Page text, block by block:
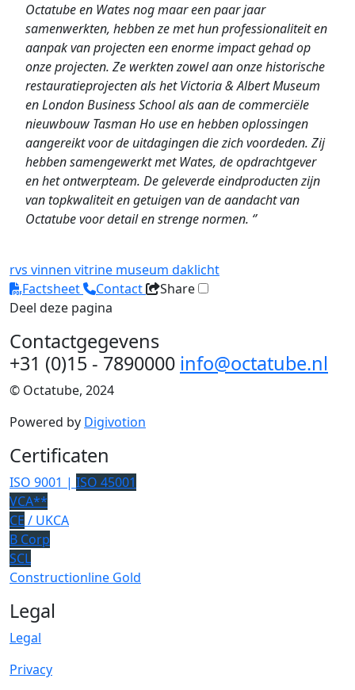
Octatube en Wates nog maar een paar jaar
samenwerkten, hebben ze met hun professionaliteit en
aanpak van projecten een enorme impact gehad op
onze projecten. Ze werkten zowel aan onze historische
restauratieprojecten als het Victoria & Albert Museum
en London Business School als aan de commerciële
nieuwbouw Tasman Ho use en hebben oplossingen
aangereikt voor de uitdagingen die zich voordeden. Zij
hebben samengewerkt met Wates, de opdrachtgever
en het ontwerpteam. De geleverde eindproducten zijn
van topkwaliteit en getuigen van de aandacht van
Octatube voor detail en strenge normen. ‘’
rvs vinnen vitrine museum daklicht
Factsheet
Contact
Share
Deel deze pagina
Contactgegevens
+31 (0)15 - 7890000 info@octatube.nl
© Octatube, 2024
Powered by Digivotion
Certificaten
ISO 9001 | ISO 45001
VCA**
CE / UKCA
B Corp
SCL
Constructionline Gold
Legal
Legal
Privacy